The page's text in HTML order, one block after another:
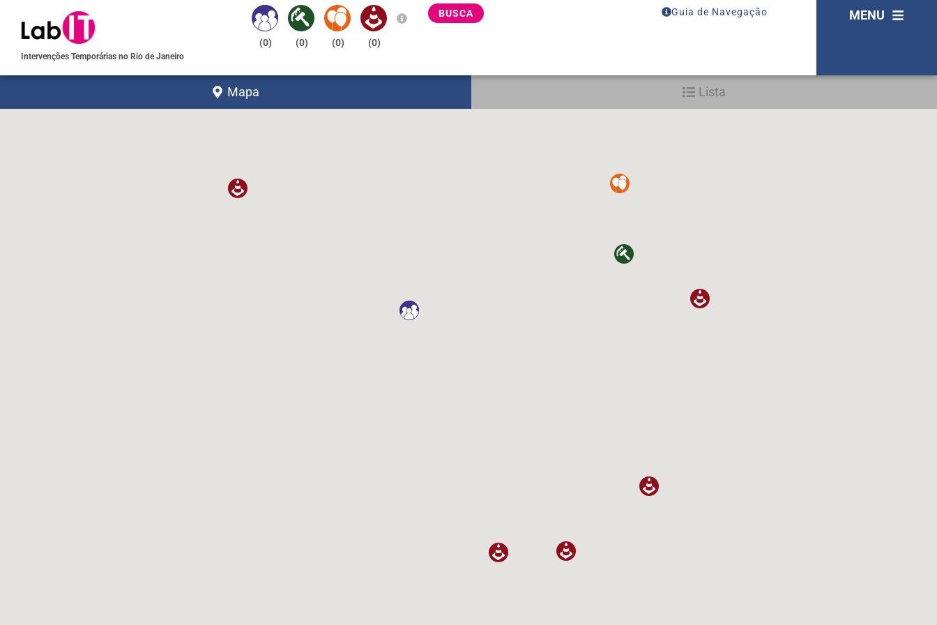
Intervenções Temporárias no Rio de Janeiro
(0) (0) (0) (0)
BUSCA Guia de Navegação MENU
Mapa Lista